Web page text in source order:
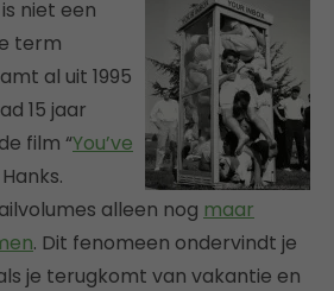
niet een
term
al uit 1995
15 jaar
film “You’ve
alleen nog maar
. Dit fenomeen ondervindt je
je terugkomt van vakantie en